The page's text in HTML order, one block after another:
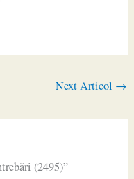
Next Articol →
(2495)”